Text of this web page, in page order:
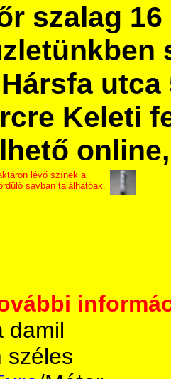
szalag
utca
Keleti
lévő színek a
sávban találhatóak.
damil
széles